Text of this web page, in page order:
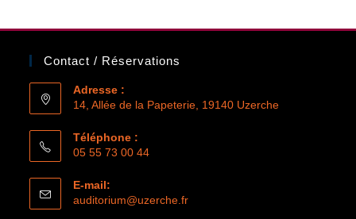
Contact / Réservations
Adresse :
14, Allée de la Papeterie, 19140 Uzerche
Téléphone :
05 55 73 00 44
E-mail:
auditorium@uzerche.fr